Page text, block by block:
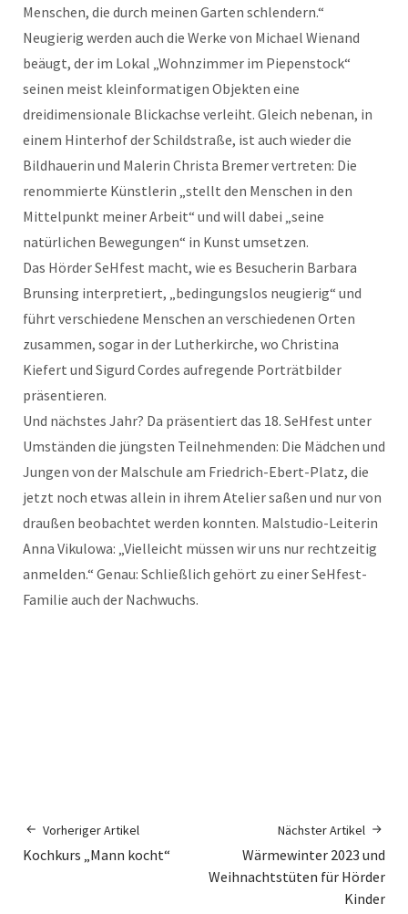
Menschen, die durch meinen Garten schlendern.“
Neugierig werden auch die Werke von Michael Wienand
beäugt, der im Lokal „Wohnzimmer im Piepenstock“
seinen meist kleinformatigen Objekten eine
dreidimensionale Blickachse verleiht. Gleich nebenan, in
einem Hinterhof der Schildstraße, ist auch wieder die
Bildhauerin und Malerin Christa Bremer vertreten: Die
renommierte Künstlerin „stellt den Menschen in den
Mittelpunkt meiner Arbeit“ und will dabei „seine
natürlichen Bewegungen“ in Kunst umsetzen.
Das Hörder SeHfest macht, wie es Besucherin Barbara
Brunsing interpretiert, „bedingungslos neugierig“ und
führt verschiedene Menschen an verschiedenen Orten
zusammen, sogar in der Lutherkirche, wo Christina
Kiefert und Sigurd Cordes aufregende Porträtbilder
präsentieren.
Und nächstes Jahr? Da präsentiert das 18. SeHfest unter
Umständen die jüngsten Teilnehmenden: Die Mädchen und
Jungen von der Malschule am Friedrich-Ebert-Platz, die
jetzt noch etwas allein in ihrem Atelier saßen und nur von
draußen beobachtet werden konnten. Malstudio-Leiterin
Anna Vikulowa: „Vielleicht müssen wir uns nur rechtzeitig
anmelden.“ Genau: Schließlich gehört zu einer SeHfest-
Familie auch der Nachwuchs.
Vorheriger Artikel
Kochkurs „Mann kocht“
Nächster Artikel
Wärmewinter 2023 und
Weihnachtstüten für Hörder
Kinder